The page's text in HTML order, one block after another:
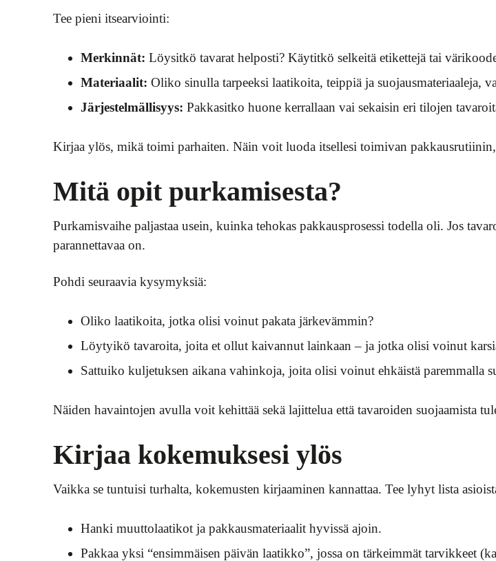
Tee pieni itsearviointi:
Merkinnät: Löysitkö tavarat helposti? Käytitkö selkeitä etikettejä tai
Materiaalit: Oliko sinulla tarpeeksi laatikoita, teippiä ja suojausmateriaaleja,
Järjestelmällisyys: Pakkasitko huone kerrallaan vai sekaisin eri tilojen
Kirjaa ylös, mikä toimi parhaiten. Näin voit luoda itsellesi toimivan pakkausrutiinin,
Mitä opit purkamisesta?
Purkamisvaihe paljastaa usein, kuinka tehokas pakkausprosessi todella oli. Jos
parannettavaa on.
Pohdi seuraavia kysymyksiä:
Oliko laatikoita, jotka olisi voinut pakata järkevämmin?
Löytyikö tavaroita, joita et ollut kaivannut lainkaan – ja jotka olisi voinut
Sattuiko kuljetuksen aikana vahinkoja, joita olisi voinut ehkäistä paremmalla
Näiden havaintojen avulla voit kehittää sekä lajittelua että tavaroiden suojaamista
Kirjaa kokemuksesi ylös
Vaikka se tuntuisi turhalta, kokemusten kirjaaminen kannattaa. Tee lyhyt lista
Hanki muuttolaatikot ja pakkausmateriaalit hyvissä ajoin.
Pakkaa yksi “ensimmäisen päivän laatikko”, jossa on tärkeimmät tarvikkeet